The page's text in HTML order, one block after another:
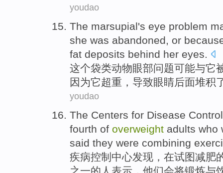
youdao
The marsupial's eye problem
she was abandoned, or
fat deposits behind her eyes.
这个袋类动物眼部问题可能与它
因为它超重 ， 导致眼睛后面堆积
youdao
The Centers for Disease Control
fourth of overweight adults who
said they were combining
疾病控制 中心发现 ， 在试图减肥